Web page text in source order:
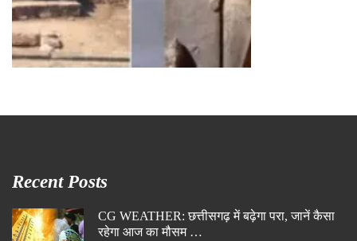
Recent Posts
CG WEATHER: छत्तीसगढ़ में बढ़ेगा परा, जानें कैसा
रहेगा आज का मौसम …